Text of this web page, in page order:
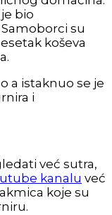
bio
su
koševa
a istaknuo se je
i
već sutra,
kanalu već
koje su